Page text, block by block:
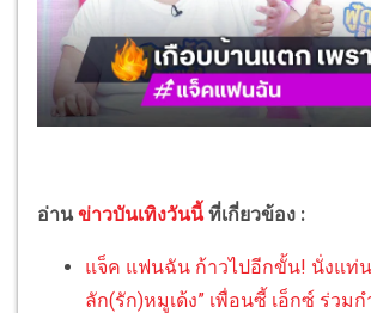
อ่านข่าวบันเทิงวันนี้ ที่เกี่ยวข้อง :
แจ็ค แฟนฉัน ก้าวไปอีกขั้น! นั่งแท่
ลัก(รัก)หมูเด้ง” เพื่อนซี้ เอ็กซ์ ร่วม